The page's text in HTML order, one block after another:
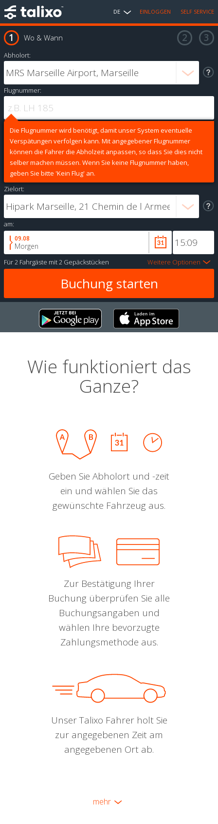
DE EINLOGGEN SELF SERVICE
Wo & Wann
Abholort:
Flugnummer:
Die Flugnummer wird benötigt, damit unser System eventuelle
Verspätungen verfolgen kann. Mit angegebener Flugnummer
können die Fahrer die Abholzeit anpassen, so dass Sie dies nicht
selber machen müssen. Wenn Sie keine Flugnummer haben,
geben Sie bitte 'Kein Flug' an.
Zielort:
am:
09.08
Morgen
Für2 Fahrgäste mit2 Gepäckstücken Weitere Optionen
Wie funktioniert das
Ganze?
Geben Sie Abholort und -zeit
ein und wählen Sie das
gewünschte Fahrzeug aus.
Zur Bestätigung Ihrer
Buchung überprüfen Sie alle
Buchungsangaben und
wählen Ihre bevorzugte
Zahlungsmethode aus.
Unser Talixo Fahrer holt Sie
zur angegebenen Zeit am
angegebenen Ort ab.
mehr